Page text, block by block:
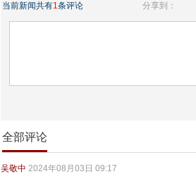
当前新闻共有1条评论 分享到：
全部评论
吴敬中 2024年08月03日 09:17